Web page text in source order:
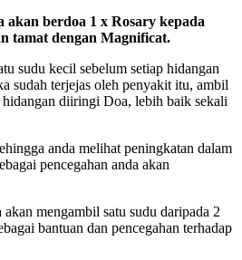
akan berdoa 1 x Rosary kepada
tamat dengan Magnificat.
sudu kecil sebelum setiap hidangan
sudah terjejas oleh penyakit itu, ambil
hidangan diiringi Doa, lebih baik sekali
anda melihat peningkatan dalam
pencegahan anda akan
mengambil satu sudu daripada 2
bantuan dan pencegahan terhadap